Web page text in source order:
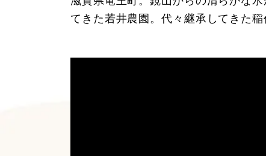
てきた若井農園。代々継承してきた